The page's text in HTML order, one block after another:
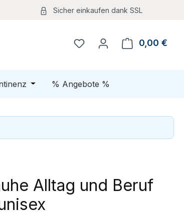
Sicher einkaufen dank SSL
0,00 €
Schließe das Dropdown der Kategorie Schuhe
Öffne oder Schließe das Dropdown der
% Angebote %
Alltag und Beruf